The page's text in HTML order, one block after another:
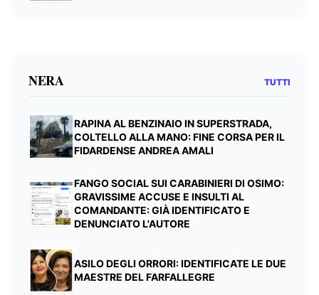
NERA TUTTI
RAPINA AL BENZINAIO IN SUPERSTRADA,
COLTELLO ALLA MANO: FINE CORSA PER IL
FIDARDENSE ANDREA AMALI
FANGO SOCIAL SUI CARABINIERI DI OSIMO:
GRAVISSIME ACCUSE E INSULTI AL
COMANDANTE: GIÀ IDENTIFICATO E
DENUNCIATO L'AUTORE
ASILO DEGLI ORRORI: IDENTIFICATE LE DUE
MAESTRE DEL FARFALLEGRE